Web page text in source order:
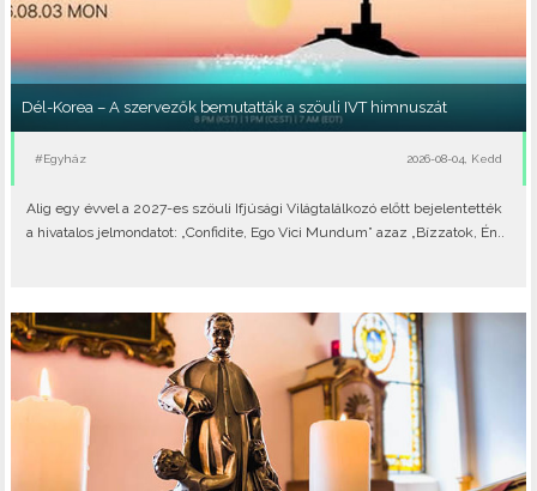
Dél-Korea – A szervezők bemutatták a szöuli IVT himnuszát
#Egyház 2026-08-04, Kedd
Alig egy évvel a 2027-es szöuli Ifjúsági Világtalálkozó előtt bejelentették
a hivatalos jelmondatot: „Confidite, Ego Vici Mundum” azaz „Bízzatok, Én..